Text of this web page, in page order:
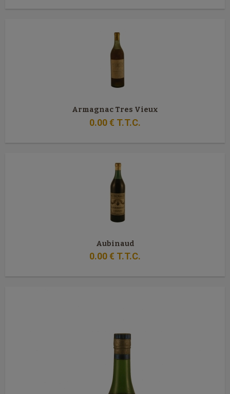
Armagnac Tres Vieux
0.00€ T.T.C.
Aubinaud
0.00€ T.T.C.